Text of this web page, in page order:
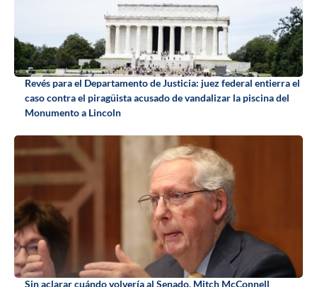
Revés para el Departamento de Justicia: juez federal entierra el
caso contra el piragüista acusado de vandalizar la piscina del
Monumento a Lincoln
Sin aclarar cuándo volvería al Senado, Mitch McConnell